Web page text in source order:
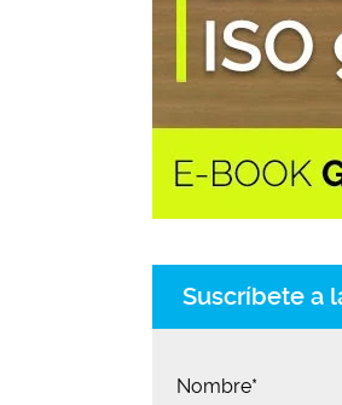
Suscríbete a
Nombre*